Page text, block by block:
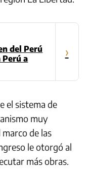
del Perú
Perú a
›
el sistema de
muy
de las
le otorgó al
más obras.